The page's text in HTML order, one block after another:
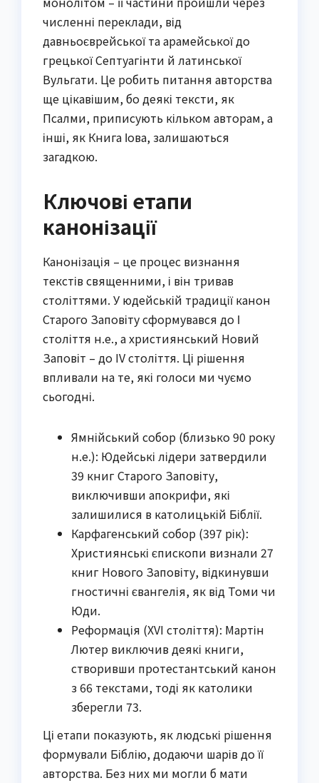
численні переклади, від
давньоєврейської та арамейської до
грецької Септуагінти й латинської
Вульгати. Це робить питання авторства
ще цікавішим, бо деякі тексти, як
Псалми, приписують кільком авторам, а
інші, як Книга Іова, залишаються
загадкою.
Ключові етапи
канонізації
Канонізація – це процес визнання
текстів священними, і він тривав
століттями. У юдейській традиції канон
Старого Заповіту сформувався до І
століття н.е., а християнський Новий
Заповіт – до IV століття. Ці рішення
впливали на те, які голоси ми чуємо
сьогодні.
Ямнійський собор (близько 90 року
н.е.): Юдейські лідери затвердили
39 книг Старого Заповіту,
виключивши апокрифи, які
залишилися в католицькій Біблії.
Карфагенський собор (397 рік):
Християнські єпископи визнали 27
книг Нового Заповіту, відкинувши
гностичні євангелія, як від Томи чи
Юди.
Реформація (XVI століття): Мартін
Лютер виключив деякі книги,
створивши протестантський канон
з 66 текстами, тоді як католики
зберегли 73.
Ці етапи показують, як людські рішення
формували Біблію, додаючи шарів до її
авторства. Без них ми могли б мати